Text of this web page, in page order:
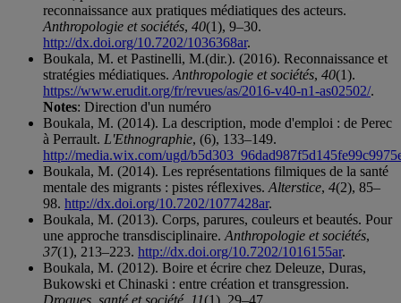
reconnaissance aux pratiques médiatiques des acteurs.
Anthropologie et sociétés, 40(1), 9–30.
http://dx.doi.org/10.7202/1036368ar.
Boukala, M. et Pastinelli, M.(dir.). (2016). Reconnaissance et
stratégies médiatiques. Anthropologie et sociétés, 40(1).
https://www.erudit.org/fr/revues/as/2016-v40-n1-as02502/.
Notes: Direction d'un numéro
Boukala, M. (2014). La description, mode d'emploi : de Perec
à Perrault. L'Ethnographie, (6), 133–149.
http://media.wix.com/ugd/
Boukala, M. (2014). Les représentations filmiques de la santé
mentale des migrants : pistes réflexives. Alterstice, 4(2), 85–
98. http://dx.doi.org/10.7202/1077428ar.
Boukala, M. (2013). Corps, parures, couleurs et beautés. Pour
une approche transdisciplinaire. Anthropologie et sociétés,
37(1), 213–223. http://dx.doi.org/10.7202/1016155ar.
Boukala, M. (2012). Boire et écrire chez Deleuze, Duras,
Bukowski et Chinaski : entre création et transgression.